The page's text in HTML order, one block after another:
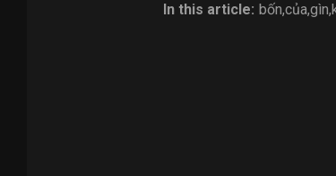
In this article: bốn,của,gìn,